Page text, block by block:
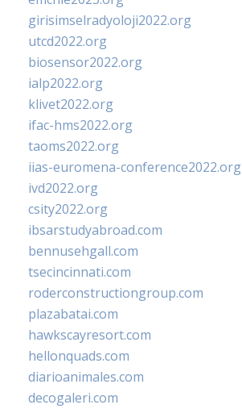
girisimselradyoloji2022.org
utcd2022.org
biosensor2022.org
ialp2022.org
klivet2022.org
ifac-hms2022.org
taoms2022.org
iias-euromena-conference2022.org
ivd2022.org
csity2022.org
ibsarstudyabroad.com
bennusehgall.com
tsecincinnati.com
roderconstructiongroup.com
plazabatai.com
hawkscayresort.com
hellonquads.com
diarioanimales.com
decogaleri.com